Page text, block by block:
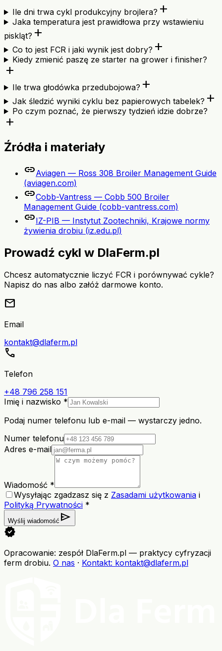
Ile dni trwa cykl produkcyjny brojlera? add
Jaka temperatura jest prawidłowa przy wstawieniu
piskląt? add
Co to jest FCR i jaki wynik jest dobry? add
Kiedy zmienić paszę ze starter na grower i finisher?
add
Ile trwa głodówka przedubojowa? add
Jak śledzić wyniki cyklu bez papierowych tabelek? add
Po czym poznać, że pierwszy tydzień idzie dobrze?
add
Źródła i materiały
linkAviagen — Ross 308 Broiler Management Guide
(aviagen.com)
linkCobb-Vantress — Cobb 500 Broiler
Management Guide (cobb-vantress.com)
linkIZ-PIB — Instytut Zootechniki, Krajowe normy
żywienia drobiu (iz.edu.pl)
Prowadź cykl w DlaFerm.pl
Chcesz automatycznie liczyć FCR i porównywać cykle?
Napisz do nas albo załóż darmowe konto.
mail
Email
kontakt@dlaferm.pl
call
Telefon
+48 796 258 151
Imię i nazwisko *
Podaj numer telefonu lub e-mail — wystarczy jedno.
Numer telefonu
Adres e-mail
Wiadomość *
Wysyłając zgadzasz się z Zasadami użytkowania i
Polityką Prywatności *
Wyślij wiadomość send
verified
Opracowanie: zespół DlaFerm.pl — praktycy cyfryzacji
ferm drobiu. O nas · Kontakt: kontakt@dlaferm.pl